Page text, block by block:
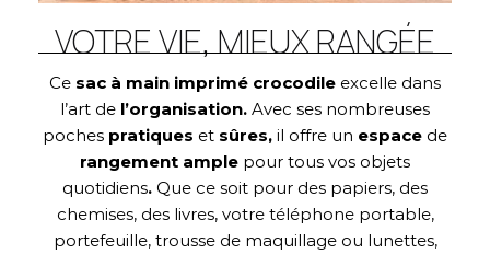
VOTRE VIE, MIEUX RANGÉE
Ce sac à main imprimé crocodile excelle dans
l’art de l’organisation. Avec ses nombreuses
poches pratiques et sûres, il offre un espace de
rangement ample pour tous vos objets
quotidiens. Que ce soit pour des papiers, des
chemises, des livres, votre téléphone portable,
portefeuille, trousse de maquillage ou lunettes,